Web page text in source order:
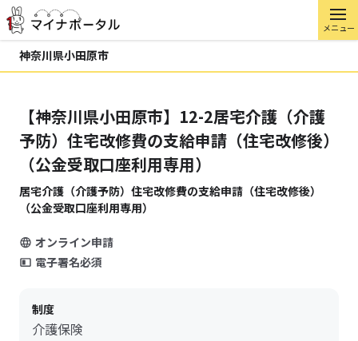
メニュー
神奈川県小田原市
【神奈川県小田原市】12-2居宅介護（介護
予防）住宅改修費の支給申請（住宅改修後）
（公金受取口座利用専用）
居宅介護（介護予防）住宅改修費の支給申請（住宅改修後）
（公金受取口座利用専用）
オンライン申請
電子署名必須
制度
介護保険